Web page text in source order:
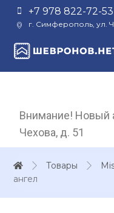
+7 978 822-72-53
г. Симферополь, ул.
Внимание! Новый
Чехова, д. 51
Товары
ангел